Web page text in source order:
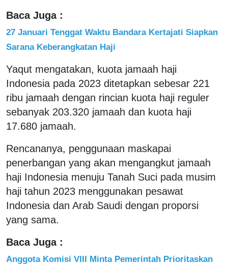
Baca Juga :
27 Januari Tenggat Waktu Bandara Kertajati Siapkan
Sarana Keberangkatan Haji
Yaqut mengatakan, kuota jamaah haji
Indonesia pada 2023 ditetapkan sebesar 221
ribu jamaah dengan rincian kuota haji reguler
sebanyak 203.320 jamaah dan kuota haji
17.680 jamaah.
Rencananya, penggunaan maskapai
penerbangan yang akan mengangkut jamaah
haji Indonesia menuju Tanah Suci pada musim
haji tahun 2023 menggunakan pesawat
Indonesia dan Arab Saudi dengan proporsi
yang sama.
Baca Juga :
Anggota Komisi VIII Minta Pemerintah Prioritaskan